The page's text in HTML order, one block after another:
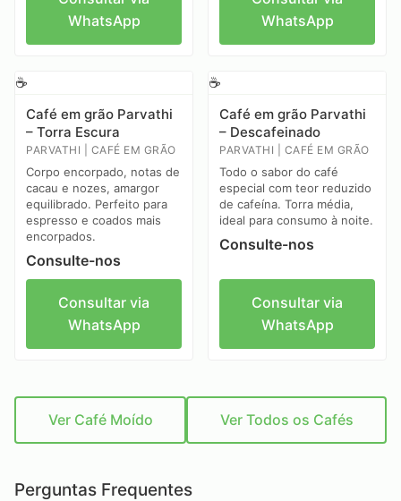
WhatsApp
WhatsApp
☕
Café em grão Parvathi
– Torra Escura
PARVATHI | CAFÉ EM GRÃO
Corpo encorpado, notas de
cacau e nozes, amargor
equilibrado. Perfeito para
espresso e coados mais
encorpados.
Consulte-nos
Consultar via
WhatsApp
☕
Café em grão Parvathi
– Descafeinado
PARVATHI | CAFÉ EM GRÃO
Todo o sabor do café
especial com teor reduzido
de cafeína. Torra média,
ideal para consumo à noite.
Consulte-nos
Consultar via
WhatsApp
Ver Café Moído Ver Todos os Cafés
Perguntas Frequentes